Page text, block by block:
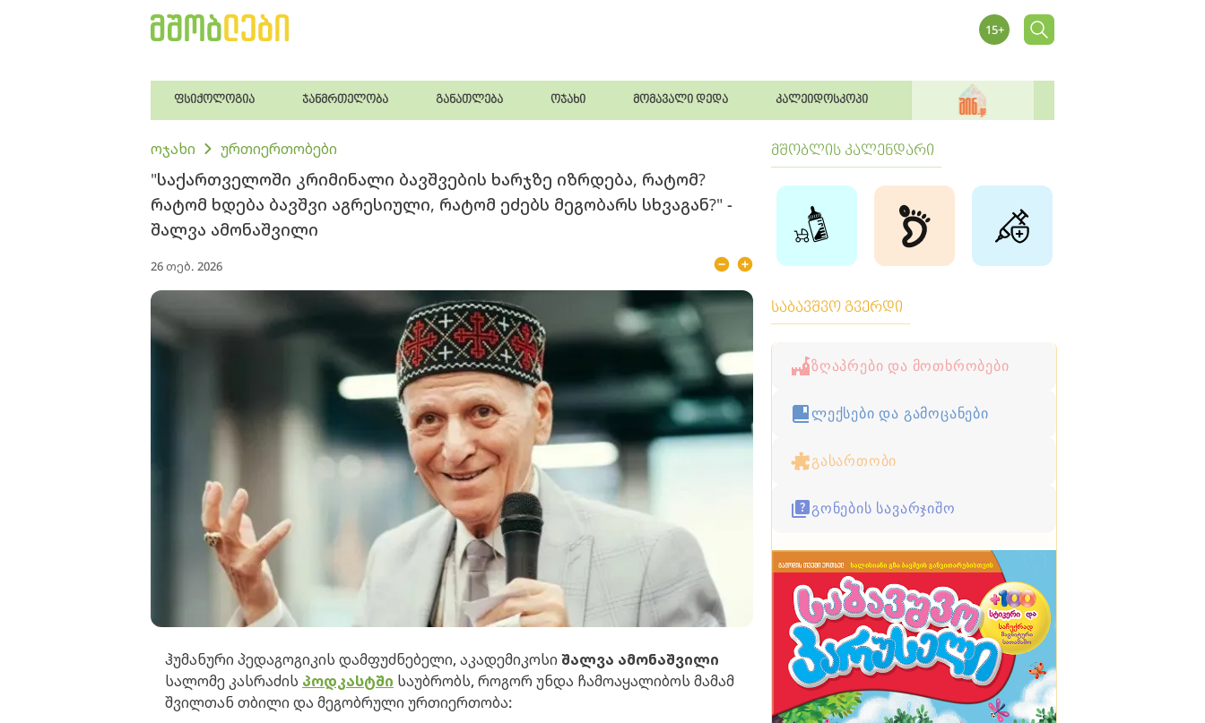
ფსიქოლოგია ჯანმრთელობა განათლება ოჯახი მომავალი დედა კალეიდოსკოპი
ოჯახი ურთიერთობები
"საქართველოში კრიმინალი ბავშვების ხარჯზე იზრდება, რატომ?
რატომ ხდება ბავშვი აგრესიული, რატომ ეძებს მეგობარს სხვაგან?" -
შალვა ამონაშვილი
26 თებ. 2026
ჰუმანური პედაგოგიკის დამფუძნებელი, აკადემიკოსი შალვა ამონაშვილი
სალომე კასრაძის პოდკასტში საუბრობს, როგორ უნდა ჩამოაყალიბოს მამამ
შვილთან თბილი და მეგობრული ურთიერთობა:
მშობლის კალენდარი
საბავშვო გვერდი
ზღაპრები და მოთხრობები
ლექსები და გამოცანები
გასართობი
გონების სავარჯიშო